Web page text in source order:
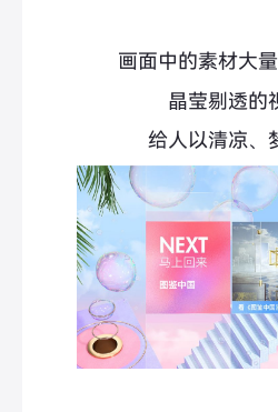
画面中的素材大量
晶莹剔透的
给人以清凉、